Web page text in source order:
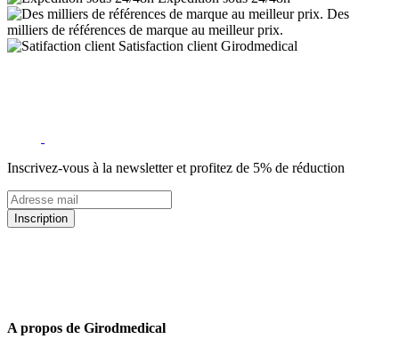
Des
milliers de références de marque au meilleur prix.
Satisfaction client Girodmedical
Inscrivez-vous à la newsletter et profitez de 5% de réduction
Inscription
A propos de Girodmedical